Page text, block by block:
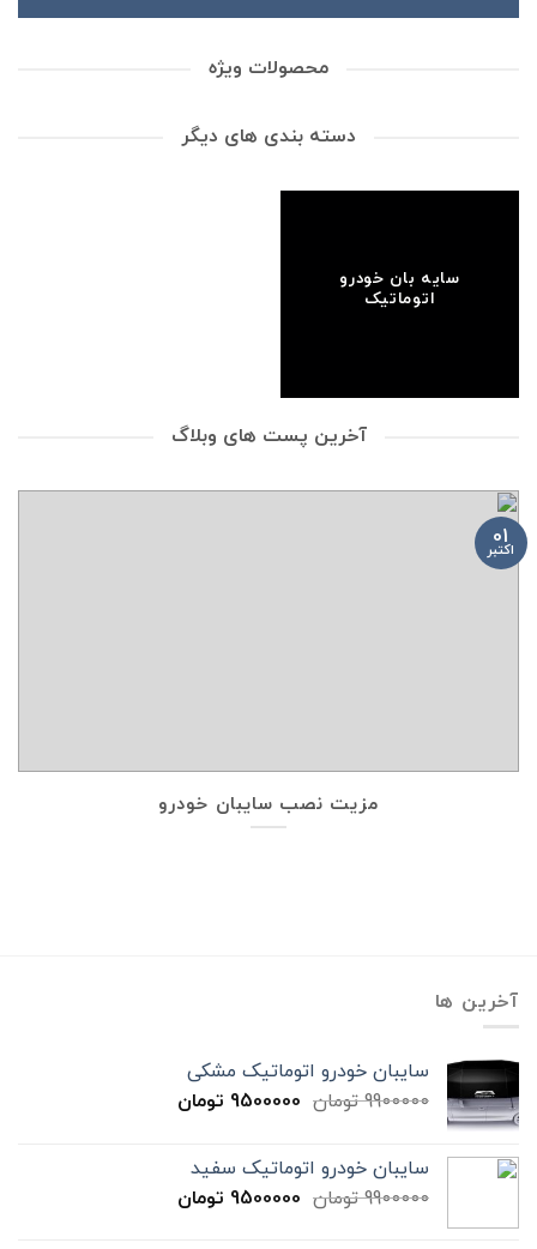
محصولات ویژه
دسته بندی های دیگر
سایه بان خودرو
اتوماتیک
آخرین پست های وبلاگ
مزیت نصب سایبان خودرو
01
اکتبر
آخرین ها
سایبان خودرو اتوماتیک مشکی
9900000 تومان 9500000 تومان
سایبان خودرو اتوماتیک سفید
9900000 تومان 9500000 تومان